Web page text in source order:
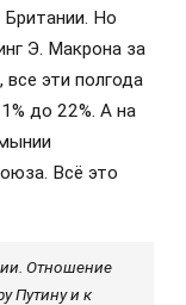
Британии. Но
Э. Макрона за
эти полгода
до 22%. А на
Всё это
Отношение
Путину и к